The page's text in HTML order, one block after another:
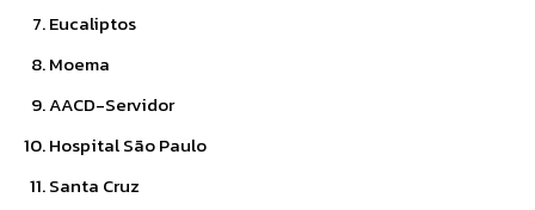
Eucaliptos
Moema
AACD-Servidor
Hospital São Paulo
Santa Cruz